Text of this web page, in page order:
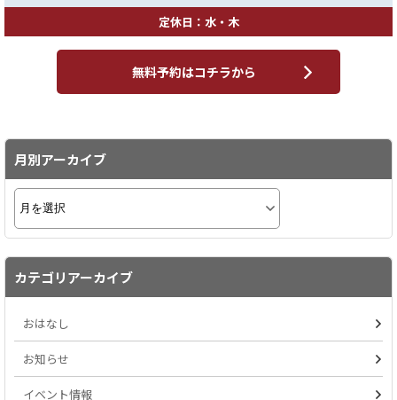
定休日：水・木
無料予約はコチラから
月別アーカイブ
カテゴリアーカイブ
おはなし
お知らせ
イベント情報